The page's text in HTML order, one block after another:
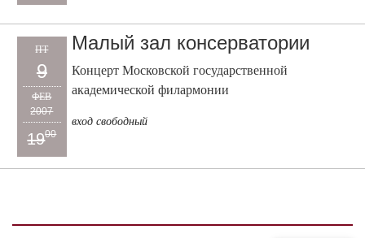
ПТ
9
ФЕВ
2007
1900
Малый зал консерватории
Концерт Московской государственной
академической филармонии
вход свободный